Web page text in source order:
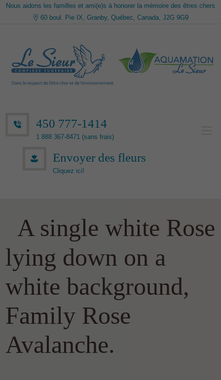
Nous aidons les familles et ami(e)s à honorer la mémoire des êtres chers
60 boul. Pie IX, Granby, Québec, Canada, J2G 9G9
450 777-1414
1 888 367-8471 (sans frais)
Envoyer des fleurs
Cliquez ici!
A single white Rose
lying down on a
white background,
Family Rose
Avalanche.